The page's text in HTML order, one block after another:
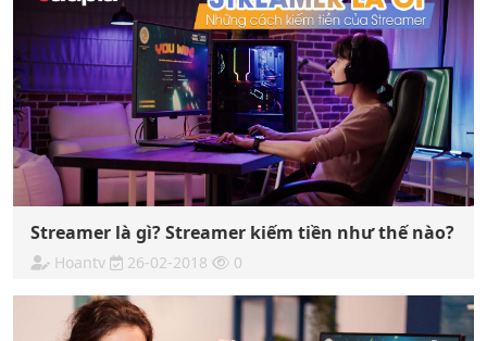
Streamer là gì? Streamer kiếm tiền như thế nào?
Hoantv 26-02-2018 0